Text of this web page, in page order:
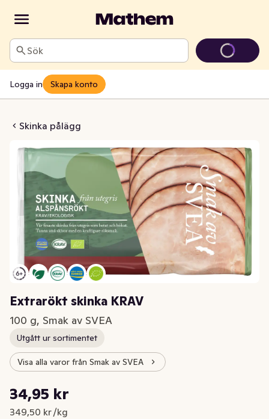
Sök
Logga in Skapa konto
Skinka pålägg
skinka KRAV
Extrarökt skinka KRAV
100 g, Smak av SVEA
Utgått ur sortimentet
Visa alla varor från Smak av SVEA
Nuvarande pris är: 34,95 kr
34,95 kr
349,50 kr /kg
Styckpris: 349,50 kr /kg